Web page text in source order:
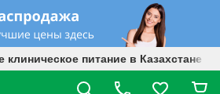
питание в Казахстане